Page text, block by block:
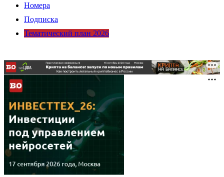
Номера
Подписка
Тематический план 2026